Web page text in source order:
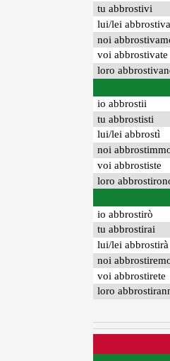
tu abbrostivi
lui/lei abbrostiva
noi
voi abbrostivate
loro
io abbrostii
tu abbrostisti
lui/lei abbrostì
noi
voi abbrostiste
loro
io abbrostirò
tu abbrostirai
lui/lei abbrostirà
noi
voi abbrostirete
loro